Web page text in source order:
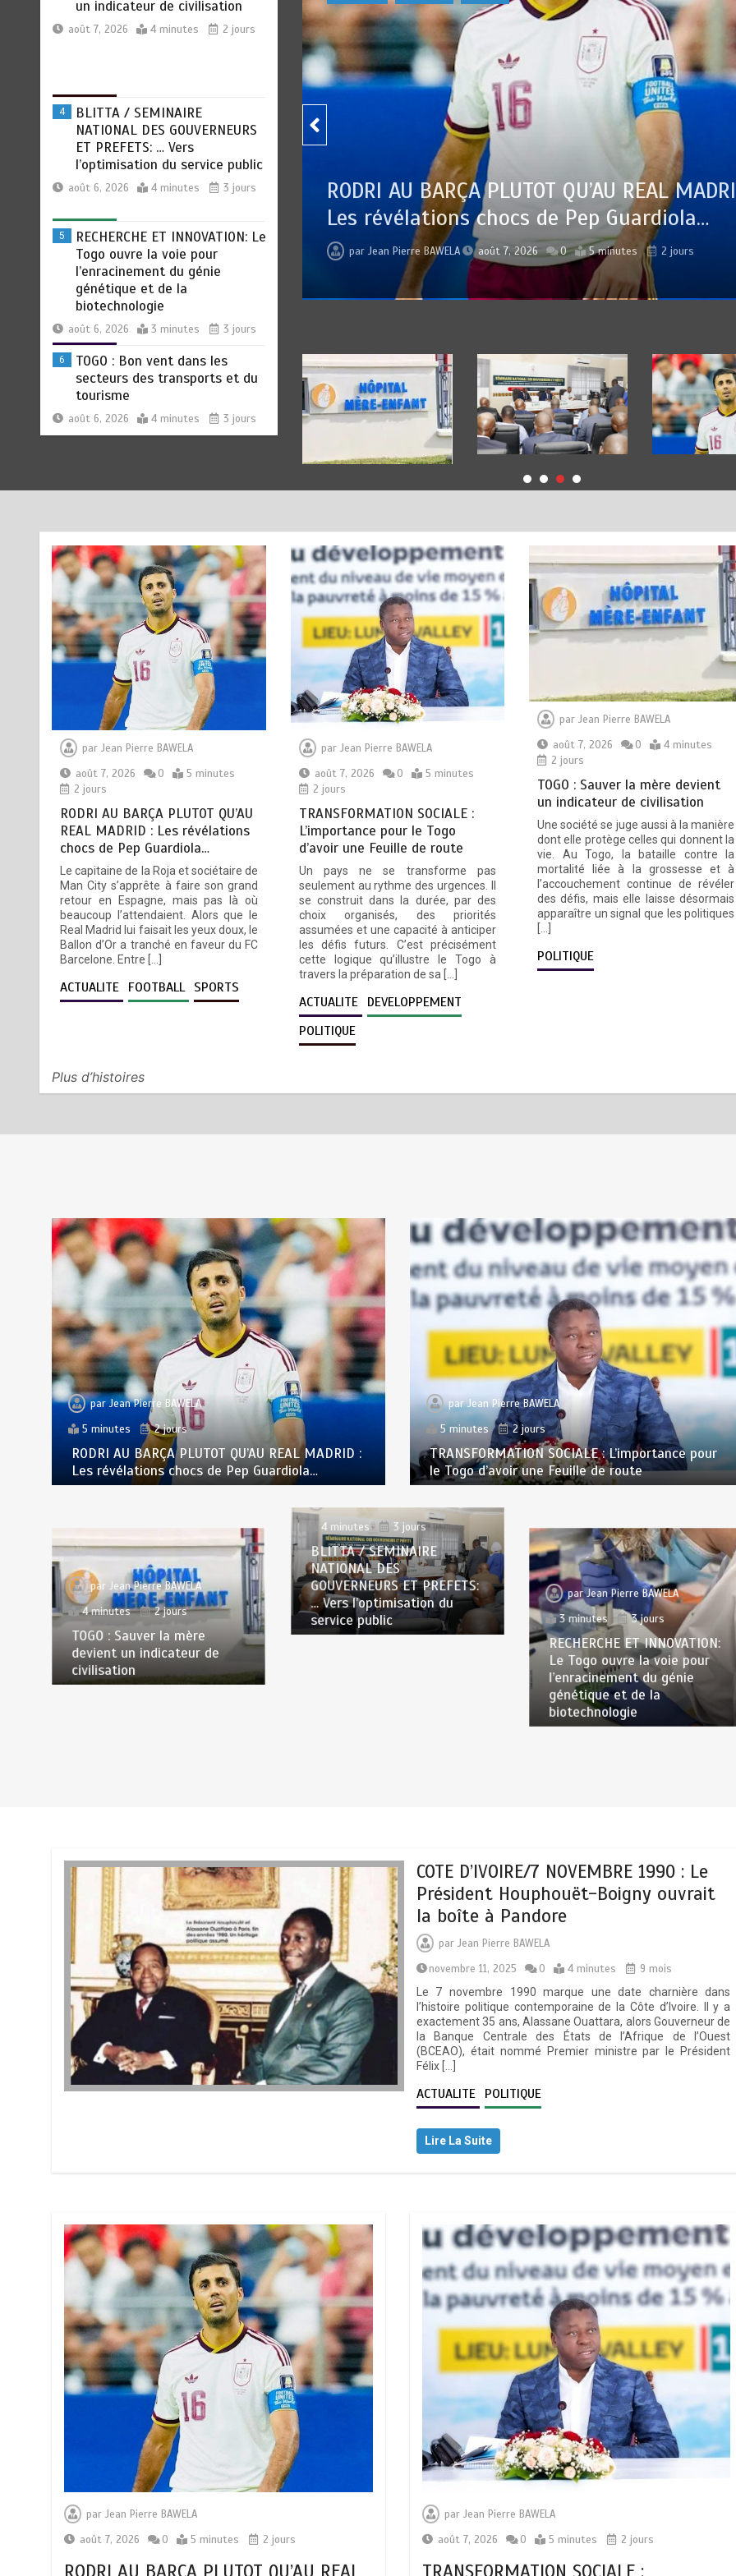
NATIONAL DES GOUVERNEURS
ET PREFETS: … Vers
l’optimisation du service public
5
RECHERCHE ET INNOVATION: Le
Togo ouvre la voie pour
l’enracinement du génie
génétique et de la
biotechnologie
6
TOGO : Bon vent dans les
secteurs des transports et du
tourisme
août 6, 2026 4 minutes
1
RODRI AU BARÇA PLUTOT
QU’AU REAL MADRID : Les
révélations chocs de Pep
Guardiola…
août 7, 2026 5 minutes 2 jours
août 7, 2026 5 minutes 2 jours
3
TOGO : Sauver la mère devient
un indicateur de civilisation
août 7, 2026 4 minutes 2 jours
4
BLITTA / SEMINAIRE
NATIONAL DES GOUVERNEURS
ET PREFETS: … Vers
l’optimisation du service public
août 6, 2026 4 minutes 3 jours
5
RECHERCHE ET INNOVATION: Le
Togo ouvre la voie pour
l’enracinement du génie
génétique et de la
biotechnologie
août 6, 2026 3 minutes 3 jours
RODRI AU BARÇA PLUTOT QU’AU REAL MADRID :
Les révélations chocs de Pep Guardiola…
parJean Pierre BAWELA 5 minutes 2 jours
Jean Pierre BAWELA
parJean Pierre BAWELA
août 7, 2026
0
5 minutes
2 jours
RODRI AU BARÇA PLUTOT QU’AU
REAL MADRID : Les révélations
chocs de Pep Guardiola…
Le capitaine de la Roja et sociétaire de
Man City s’apprête à faire son grand
retour en Espagne, mais pas là où
beaucoup l’attendaient. Alors que le
Real Madrid lui faisait les yeux doux, le
Ballon d’Or a tranché en faveur du FC
Barcelone. Entre […]
ACTUALITE FOOTBALL SPORTS
par Jean Pierre BAWELA
août 7, 2026
0
5 minutes
2 jours
TRANSFORMATION SOCIALE :
L’importance pour le Togo
d’avoir une Feuille de route
Un pays ne se transforme pas
seulement au rythme des urgences. Il
se construit dans la durée, par des
choix organisés, des priorités
assumées et une capacité à anticiper
les défis futurs. C’est précisément
cette logique qu’illustre le Togo à
travers la préparation de sa […]
ACTUALITE DEVELOPPEMENT
POLITIQUE
par Jean Pierre BAWELA
août 7, 2026
0
4 minutes
2 jours
TOGO : Sauver la mère devient
un indicateur de civilisation
Une société se juge aussi à la manière
dont elle protège celles qui donnent la
vie. Au Togo, la bataille contre la
mortalité liée à la grossesse et à
l’accouchement continue de révéler
des défis, mais elle laisse désormais
apparaître un signal que les politiques
POLITIQUE
Plus d’histoires
parJean Pierre BAWELA
5 minutes
2 jours
RODRI AU BARÇA PLUTOT QU’AU REAL MADRID :
Les révélations chocs de Pep Guardiola…
parJean Pierre BAWELA
5 minutes
2 jours
TRANSFORMATION SOCIALE : L’importance pour
le Togo d’avoir une Feuille de route
parJean Pierre BAWELA
4 minutes
2 jours
TOGO : Sauver la mère
devient un indicateur de
civilisation
4 minutes
3 jours
BLITTA / SEMINAIRE
NATIONAL DES
GOUVERNEURS ET PREFETS:
… Vers l’optimisation du
service public
parJean Pierre BAWELA
3 minutes
3 jours
RECHERCHE ET INNOVATION:
Le Togo ouvre la voie pour
l’enracinement du génie
génétique et de la
biotechnologie
COTE D’IVOIRE/7 NOVEMBRE 1990 : Le
Président Houphouët-Boigny ouvrait
la boîte à Pandore
par Jean Pierre BAWELA
novembre 11, 2025
0 4 minutes
9 mois
Le 7 novembre 1990 marque une date charnière dans
l’histoire politique contemporaine de la Côte d’Ivoire. Il y a
exactement 35 ans, Alassane Ouattara, alors Gouverneur de
la Banque Centrale des États de l’Afrique de l’Ouest
(BCEAO), était nommé Premier ministre par le Président
Félix […]
ACTUALITE POLITIQUE
Lire La Suite
parJean Pierre BAWELA
août 7, 2026
0 5 minutes 2 jours
RODRI AU BARÇA PLUTOT QU’AU REAL
par Jean Pierre BAWELA
août 7, 2026
0 5 minutes 2 jours
TRANSFORMATION SOCIALE :